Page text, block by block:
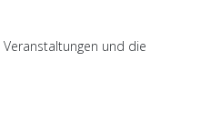
und die